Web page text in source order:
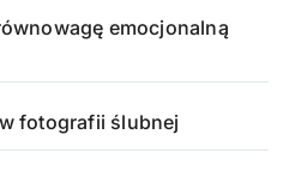
emocjonalną
fotografii ślubnej